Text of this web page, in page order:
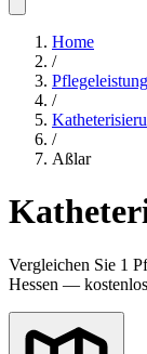
Home
/
/
/
Aßlar
Vergleichen Sie 1
Hessen —